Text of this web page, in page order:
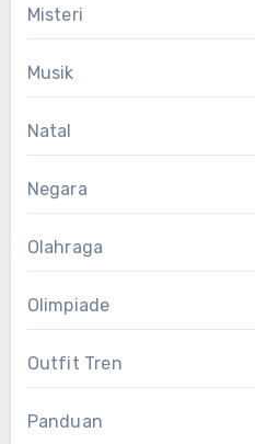
Misteri
Musik
Natal
Negara
Olahraga
Olimpiade
Outfit Tren
Panduan